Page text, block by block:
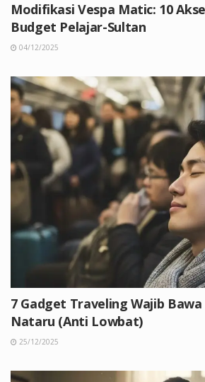
Modifikasi Vespa Matic: 10
Budget Pelajar-Sultan
04/12/2025
7 Gadget Traveling Wajib
Nataru (Anti Lowbat)
25/12/2025